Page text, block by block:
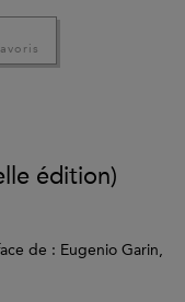
édition)
de : Eugenio Garin,